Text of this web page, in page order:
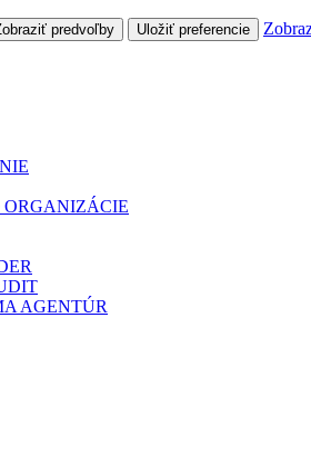
predvoľby Uložiť preferencie
ORGANIZÁCIE
AGENTÚR